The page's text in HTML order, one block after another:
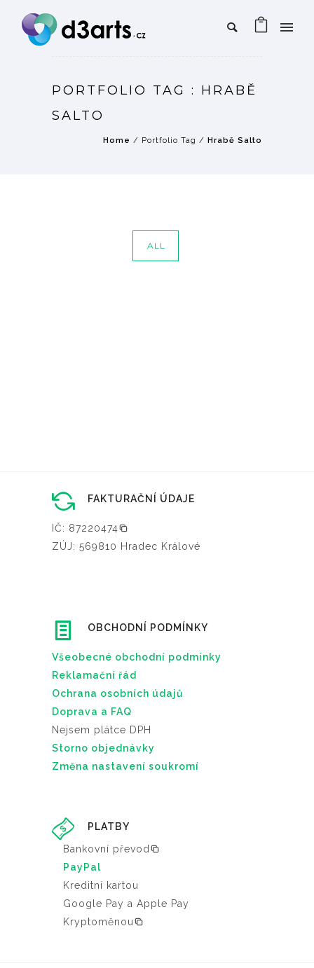
PORTFOLIO TAG : HRABĚ
SALTO
Home / Portfolio Tag / Hrabě Salto
ALL
FAKTURAČNÍ ÚDAJE
IČ: 87220474
ZÚJ: 569810 Hradec Králové
OBCHODNÍ PODMÍNKY
Všeobecné obchodní podmínky
Reklamační řád
Ochrana osobních údajů
Doprava a FAQ
Nejsem plátce DPH
Storno objednávky
Změna nastavení soukromí
PLATBY
Bankovní převod
PayPal
Kreditní kartou
Google Pay a Apple Pay
Kryptoměnou